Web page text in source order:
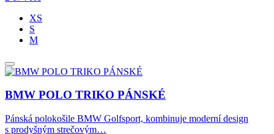
XS
S
M
BMW POLO TRIKO PÁNSKÉ
Pánská polokošile BMW Golfsport, kombinuje moderní design
s prodyšným strečovým…